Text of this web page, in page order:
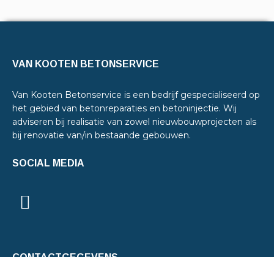
VAN KOOTEN BETONSERVICE
Van Kooten Betonservice is een bedrijf gespecialiseerd op
het gebied van betonreparaties en betoninjectie. Wij
adviseren bij realisatie van zowel nieuwbouwprojecten als
bij renovatie van/in bestaande gebouwen.
SOCIAL MEDIA